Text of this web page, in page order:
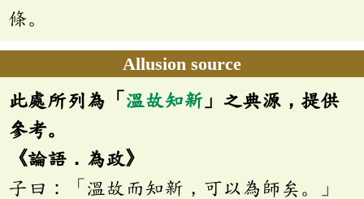
條。
Allusion source
此處所列為「 溫故知新 」之典源，提供
參考。
《論語．為政》
子曰：「溫故而知新，可以為師矣。」